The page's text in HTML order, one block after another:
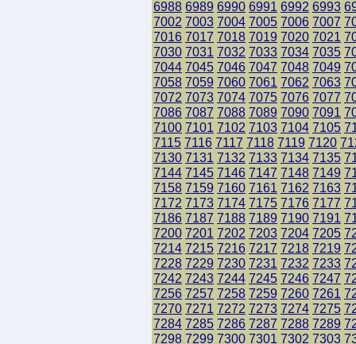
6988 6989 6990 6991 6992 6993
7002 7003 7004 7005 7006 7007
7016 7017 7018 7019 7020 7021
7030 7031 7032 7033 7034 7035
7044 7045 7046 7047 7048 7049
7058 7059 7060 7061 7062 7063
7072 7073 7074 7075 7076 7077
7086 7087 7088 7089 7090 7091
7100 7101 7102 7103 7104 7105
7115 7116 7117 7118 7119 7120
7130 7131 7132 7133 7134 7135
7144 7145 7146 7147 7148 7149
7158 7159 7160 7161 7162 7163
7172 7173 7174 7175 7176 7177
7186 7187 7188 7189 7190 7191
7200 7201 7202 7203 7204 7205
7214 7215 7216 7217 7218 7219
7228 7229 7230 7231 7232 7233
7242 7243 7244 7245 7246 7247
7256 7257 7258 7259 7260 7261
7270 7271 7272 7273 7274 7275
7284 7285 7286 7287 7288 7289
7298 7299 7300 7301 7302 7303